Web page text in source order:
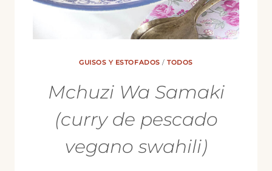
GUISOS Y ESTOFADOS /TODOS
Mchuzi Wa Samaki
(curry de pescado
vegano swahili)